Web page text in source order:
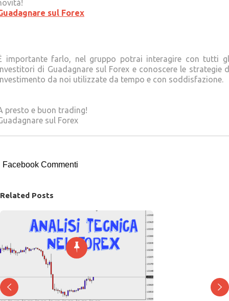
sul Forex
importante farlo, nel gruppo potrai interagire con tutti
di Guadagnare sul Forex e conoscere le strategie
da noi utilizzate da tempo e con soddisfazione.
presto e buon trading!
sul Forex
Facebook Commenti
Related Posts